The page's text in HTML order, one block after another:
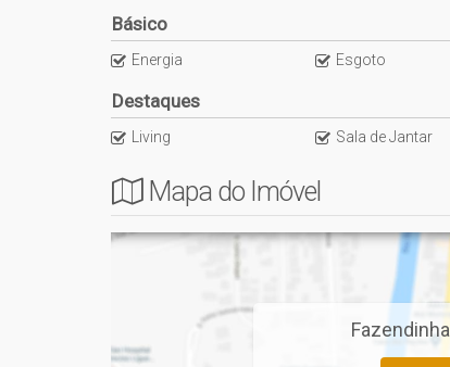
1 Suíte + 2 Demi-suítes
Sacada
Living
Cozinha
Lavabo
2 Vagas de garagem
Tipo 2 - 105,66M ² :
1 Suíte + 2 Demi-suítes
Sacada
2 Vagas de garagem
Básico
Energia Esgoto
Destaques
Living Sala de Jantar
Mapa do Imóvel
Fazendinha